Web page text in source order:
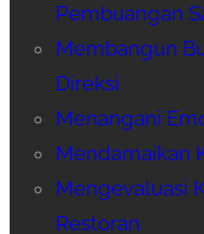
Pembuangan
Membangun
Direksi
Menangani
Mendamaikan
Mengevaluasi
Restoran